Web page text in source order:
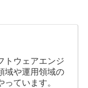
トウェアエンジ
域や運用領域の
ています。